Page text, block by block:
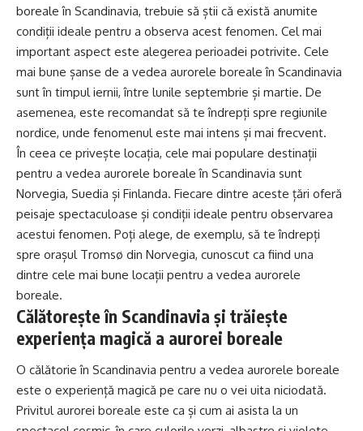
boreale în Scandinavia, trebuie să știi că există anumite
condiții ideale pentru a observa acest fenomen. Cel mai
important aspect este alegerea perioadei potrivite. Cele
mai bune șanse de a vedea aurorele boreale în Scandinavia
sunt în timpul iernii, între lunile septembrie și martie. De
asemenea, este recomandat să te îndrepți spre regiunile
nordice, unde fenomenul este mai intens și mai frecvent.
În ceea ce privește locația, cele mai populare destinații
pentru a vedea aurorele boreale în Scandinavia sunt
Norvegia, Suedia și Finlanda. Fiecare dintre aceste țări oferă
peisaje spectaculoase și condiții ideale pentru observarea
acestui fenomen. Poți alege, de exemplu, să te îndrepți
spre orașul Tromsø din Norvegia, cunoscut ca fiind una
dintre cele mai bune locații pentru a vedea aurorele
boreale.
Călătorește în Scandinavia și trăiește
experiența magică a aurorei boreale
O călătorie în Scandinavia pentru a vedea aurorele boreale
este o experiență magică pe care nu o vei uita niciodată.
Privitul aurorei boreale este ca și cum ai asista la un